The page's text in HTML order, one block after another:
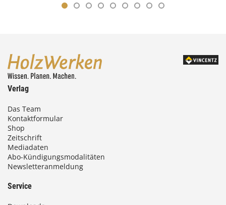
Verlag
Das Team
Kontaktformular
Shop
Zeitschrift
Mediadaten
Abo-Kündigungsmodalitäten
Newsletteranmeldung
Service